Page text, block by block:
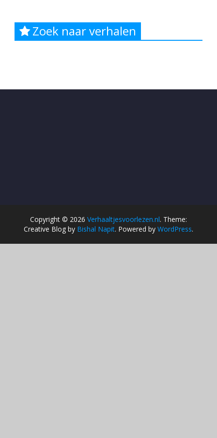
Zoek naar verhalen
Copyright © 2026 Verhaaltjesvoorlezen.nl. Theme:
Creative Blog by Bishal Napit. Powered by WordPress.